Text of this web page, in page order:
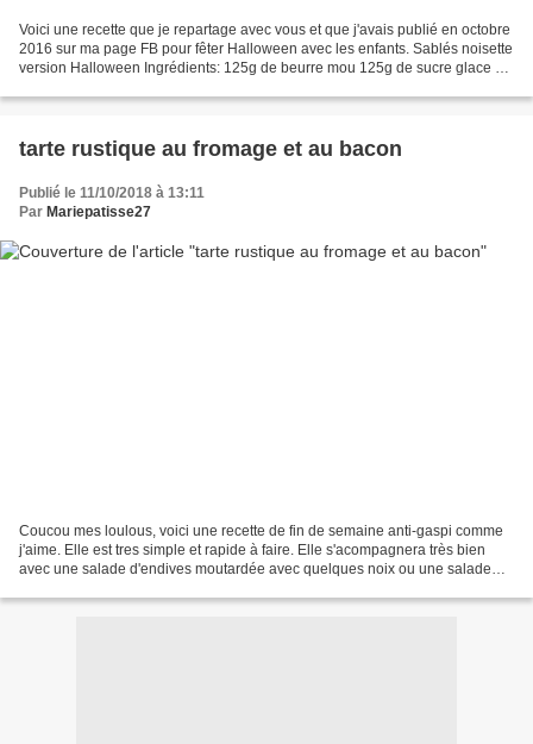
Voici une recette que je repartage avec vous et que j'avais publié en octobre
2016 sur ma page FB pour fêter Halloween avec les enfants. Sablés noisette
version Halloween Ingrédients: 125g de beurre mou 125g de sucre glace 1
tarte rustique au fromage et au bacon
Publié le 11/10/2018 à 13:11
Par Mariepatisse27
Coucou mes loulous, voici une recette de fin de semaine anti-gaspi comme
j'aime. Elle est tres simple et rapide à faire. Elle s'acompagnera très bien
avec une salade d'endives moutardée avec quelques noix ou une salade